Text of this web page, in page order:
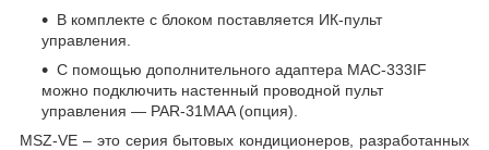
В комплекте с блоком поставляется ИК-пульт
управления.
С помощью дополнительного адаптера MAC-333IF
можно подключить настенный проводной пульт
управления — PAR-31MAA (опция).
MSZ-VE – это серия бытовых кондиционеров, разработанных